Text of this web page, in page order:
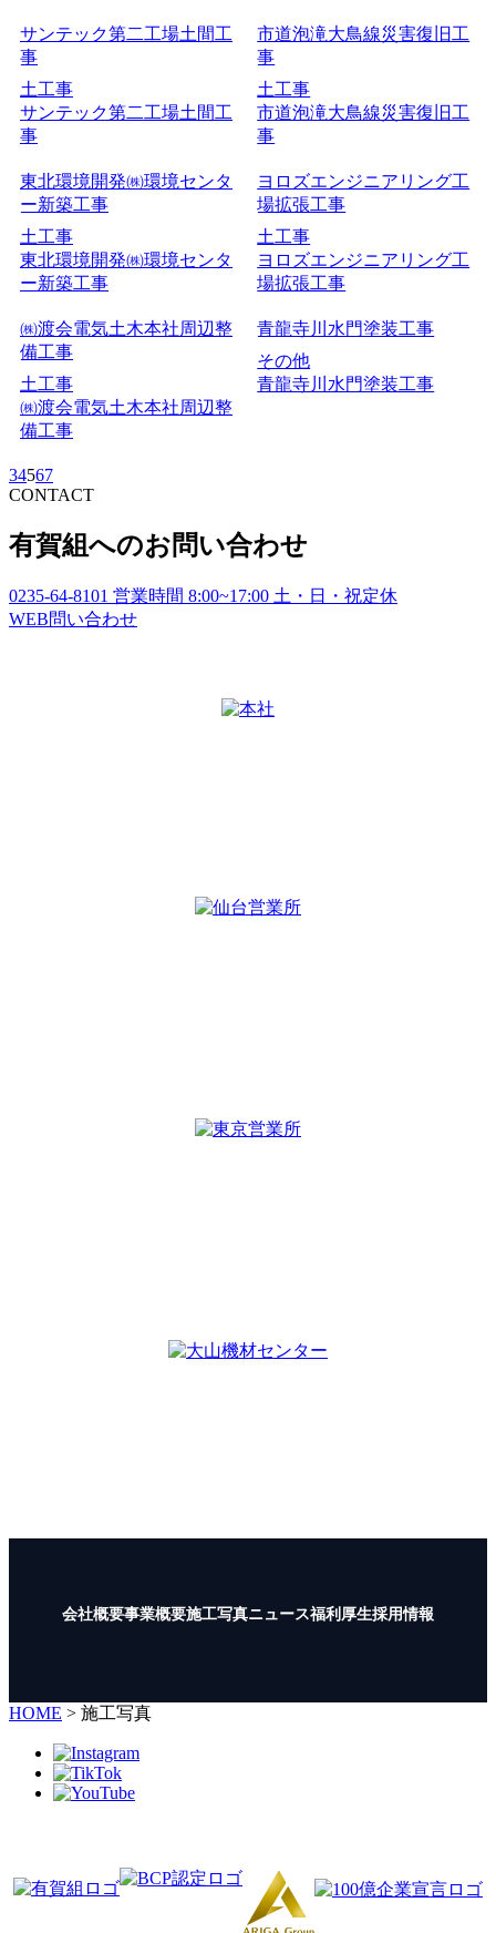
サンテック第二工場土間工
事
土工事
サンテック第二工場土間工
事
市道泡滝大鳥線災害復旧工
事
土工事
市道泡滝大鳥線災害復旧工
事
東北環境開発㈱環境センタ
ー新築工事
土工事
東北環境開発㈱環境センタ
ー新築工事
ヨロズエンジニアリング工
場拡張工事
土工事
ヨロズエンジニアリング工
場拡張工事
㈱渡会電気土木本社周辺整
備工事
土工事
㈱渡会電気土木本社周辺整
備工事
青龍寺川水門塗装工事
その他
青龍寺川水門塗装工事
34567
CONTACT
有賀組へのお問い合わせ
0235-64-8101 営業時間 8:00~17:00 土・日・祝定休
WEB問い合わせ
会社概要事業概要施工写真ニュース福利厚生採用情報
HOME > 施工写真